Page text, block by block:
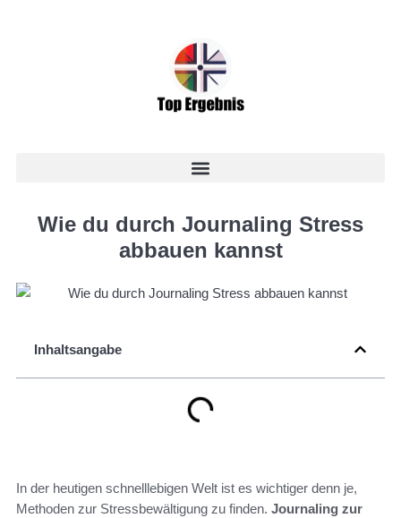
Wie du durch Journaling Stress
abbauen kannst
Inhaltsangabe
In der heutigen schnelllebigen Welt ist es wichtiger denn je,
Methoden zur Stressbewältigung zu finden. Journaling zur